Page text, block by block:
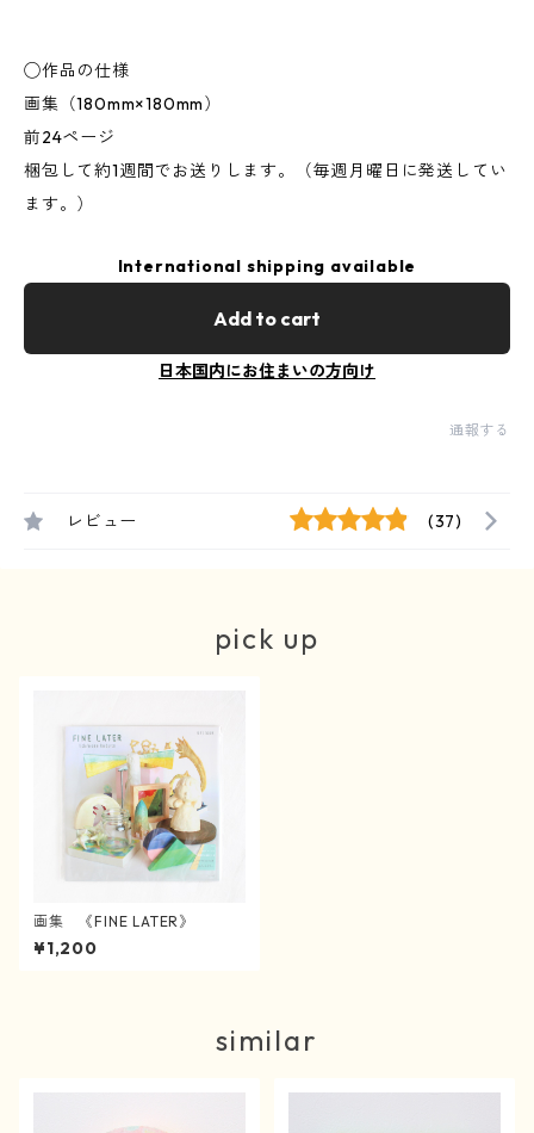
◯作品の仕様
画集（180mm×180mm）
前24ページ
梱包して約1週間でお送りします。（毎週月曜日に発送してい
ます。）
International shipping available
Add to cart
日本国内にお住まいの方向け
通報する
レビュー (37)
pick up
画集 《FINE LATER》
¥1,200
similar